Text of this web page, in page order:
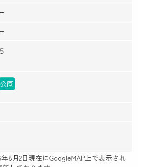
公園
年8月2日現在にGoogleMAP上で表示され